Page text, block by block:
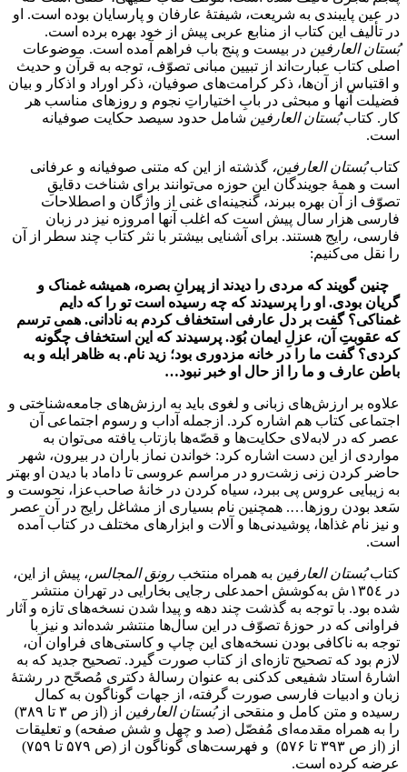
در عین پایبندی به شریعت، شیفتۀ عارفان و پارسایان بوده است. او
در تألیف این کتاب از منابع عربی پیش از خود بهره برده است.
بُستان العارفین در بیست و پنج باب فراهم آمده است. موضوعات
اصلی کتاب عبارت‌اند از تبیین مبانی تصوّف، توجه به قرآن و حدیث
و اقتباس از آن‌ها، ذکر کرامت‌های صوفیان، ذکر اوراد و اذکار و بیان
فضیلت آنها و مبحثی در بابِ اختیاراتِ نجوم و روزهای مناسب هر
کار. کتاببُستان العارفين شامل حدود سیصد حکایت صوفیانه
است.
کتاببُستان العارفین، گذشته از این که متنی صوفیانه و عرفانی
است و همۀ جویندگان این حوزه می‌توانند برای شناخت دقایقِ
تصوّف از آن بهره ببرند، گنجینه‌ای غنی از واژگان و اصطلاحات
فارسی هزار سال پیش است که اغلب آنها امروزه نیز در زبان
فارسی، رایج هستند. برای آشنایی بیشتر با نثر کتاب چند سطر از آن
را نقل می‌کنیم:
چنین گویند که مردی را دیدند از پیرانِ بصره، همیشه غمناک و
گریان بودی. او را پرسیدند که چه رسیده است تو را که دایم
غمناکی؟ گفت بر دل عارفی استخفاف کردم به نادانی. همی ترسم
که عقوبتِ آن، عزلِ ایمان بُوَد. پرسیدند که این استخفاف چگونه
کردی؟ گفت ما را در خانه مزدوری بود؛ زید نام. به ظاهر ابله و به
باطن عارف و ما را از حال او خبر نبود…
علاوه بر ارزش‌های زبانی و لغوی باید به ارزش‌های جامعه‌شناختی و
اجتماعی کتاب هم اشاره کرد. ازجمله آداب و رسوم اجتماعی آن
عصر که در لابه‌لای حکایت‌ها و قصّه‌ها بازتاب یافته می‌توان به
مواردی از این دست اشاره کرد: خواندن نماز باران در بیرون، شهر
حاضر کردن زنی زشت‌رو در مراسم عروسی تا داماد با دیدن او بهتر
به زیبایی عروس پی ببرد، سیاه کردن در خانۀ صاحب‌عزا، نحوست و
سَعد بودن روزها…. همچنین نام بسیاری از مشاغل رایج در آن عصر
و نیز نام غذاها، پوشیدنی‌ها و آلات و ابزارهای مختلف در کتاب آمده
است.
كتاببُستان العارفین به همراه منتخب رونق ‌المجالس، پیش از این،
در ١٣٥٤ش به‌کوشش احمدعلی رجایی بخارایی در تهران منتشر
شده بود. با توجه به گذشت چند دهه و پیدا شدن نسخه‌های تازه و آثار
فراوانی که در حوزۀ تصوّف در این سال‌ها منتشر شده‌اند و نیز با
توجه به ناکافی بودن نسخه‌های این چاپ و کاستی‌های فراوان آن،
لازم بود که تصحیح تازه‌ای از کتاب صورت گیرد. تصحیح جدید که به
اشارۀ استاد شفیعی کدکنی به عنوان رسالۀ دکتری مُصحّح در رشتۀ
زبان و ادبیات فارسی صورت گرفته، از جهات گوناگون به کمال
رسیده و متن کامل و منقحی ازبُستان العارفین
از (از ص ۳ تا ۳۸۹)
را به همراه مقدمه‌ای مُفصّل (صد و چهل و شش صفحه) و تعلیقات
از (از ص ۳۹۳ تا ۵۷۶) و فهرست‌های گوناگون از (ص ۵۷۹ تا ٧۵٩)
عرضه کرده است.